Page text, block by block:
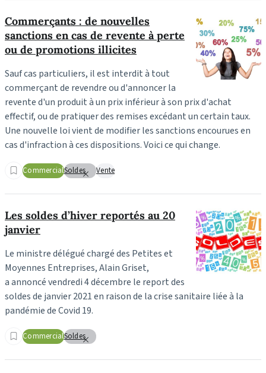
Commerçants : de nouvelles
sanctions en cas de revente à perte
ou de promotions illicites
Sauf cas particuliers, il est interdit à tout
commerçant de revendre ou d'annoncer la
revente d'un produit à un prix inférieur à son prix d'achat
effectif, ou de pratiquer des remises excédant un certain taux.
Une nouvelle loi vient de modifier les sanctions encourues en
cas d'infraction à ces dispositions. Voici ce qui change.
CommercialSoldes Vente
Les soldes d’hiver reportés au 20
janvier
Le ministre délégué chargé des Petites et
Moyennes Entreprises, Alain Griset,
a annoncé vendredi 4 décembre le report des
soldes de janvier 2021 en raison de la crise sanitaire liée à la
pandémie de Covid 19.
CommercialSoldes